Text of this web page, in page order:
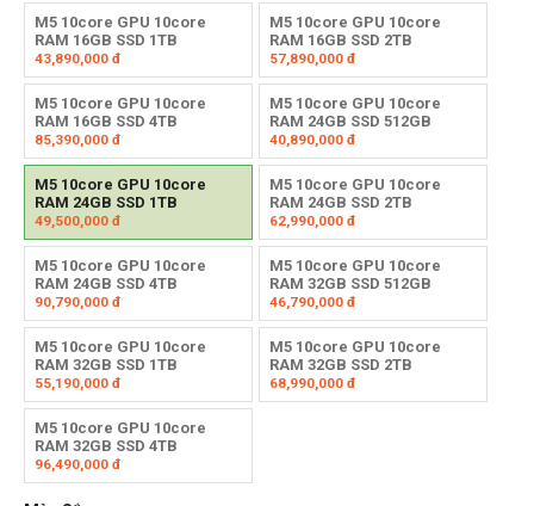
M5 10core GPU 10core
RAM 16GB SSD 1TB
43,890,000 đ
M5 10core GPU 10core
RAM 16GB SSD 2TB
57,890,000đ
M5 10core GPU 10core
RAM 16GB SSD 4TB
85,390,000 đ
M5 10core GPU 10core
RAM 24GB SSD 512GB
40,890,000đ
M5 10core GPU 10core
RAM 24GB SSD 1TB
49,500,000 đ
M5 10core GPU 10core
RAM 24GB SSD 2TB
62,990,000đ
M5 10core GPU 10core
RAM 24GB SSD 4TB
90,790,000 đ
M5 10core GPU 10core
RAM 32GB SSD 512GB
46,790,000đ
M5 10core GPU 10core
RAM 32GB SSD 1TB
55,190,000 đ
M5 10core GPU 10core
RAM 32GB SSD 2TB
68,990,000đ
M5 10core GPU 10core
RAM 32GB SSD 4TB
96,490,000 đ